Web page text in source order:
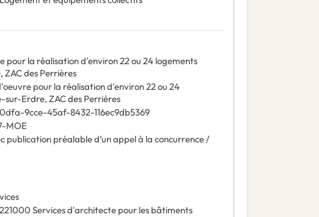
pour la réalisation d'environ 22 ou 24 logements
des Perrières
pour la réalisation d'environ 22 ou 24
sur-Erdre, ZAC des Perrières
9cce-45af-8432-116ec9db5369
MOE
publication préalable d’un appel à la concurrence /
Services d'architecte pour les bâtiments